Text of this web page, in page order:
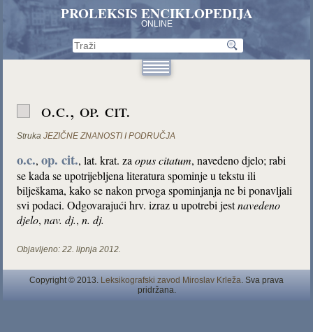
PROLEKSIS ENCIKLOPEDIJA
ONLINE
o.c., op. cit.
Struka JEZIČNE ZNANOSTI I PODRUČJA
o.c.,op. cit., lat. krat. zaopus citatum, navedeno djelo; rabi
se kada se upotrijebljena literatura spominje u tekstu ili
bilješkama, kako se nakon prvoga spominjanja ne bi ponavljali
svi podaci. Odgovarajući hrv. izraz u upotrebi jestnavedeno
djelo,nav. dj.,n. dj.
Objavljeno: 22. lipnja 2012.
Copyright © 2013. Leksikografski zavod Miroslav Krleža. Sva prava
pridržana.